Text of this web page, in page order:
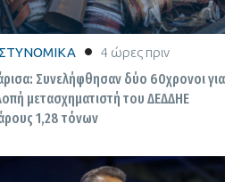
4 ώρες πριν
Συνελήφθησαν δύο 60χρονοι για
μετασχηματιστή του ΔΕΔΔΗΕ
1,28 τόνων